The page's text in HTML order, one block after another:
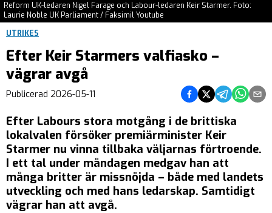
Reform UK-ledaren Nigel Farage och Labour-ledaren Keir Starmer. Foto:
Laurie Noble UK Parliament / Faksimil Youtube
UTRIKES
Efter Keir Starmers valfiasko –
vägrar avgå
Publicerad 2026-05-11 Dela på Facebook
Dela på Twitter
Dela påDela på
Dela
Efter Labours stora motgång i de brittiska
lokalvalen försöker premiärminister Keir
Starmer nu vinna tillbaka väljarnas förtroende.
I ett tal under måndagen medgav han att
många britter är missnöjda – både med landets
utveckling och med hans ledarskap. Samtidigt
vägrar han att avgå.